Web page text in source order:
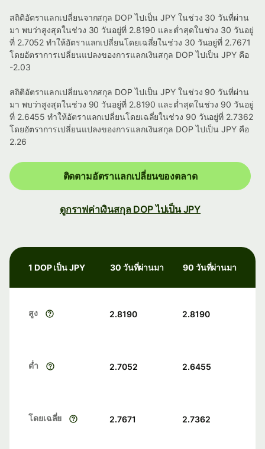
สถิติอัตราแลกเปลี่ยนจากสกุล DOP ไปเป็น JPY ในช่วง 30 วันที่ผ่าน
มา พบว่าสูงสุดในช่วง 30 วันอยู่ที่ 2.8190 และต่ำสุดในช่วง 30 วันอยู่
ที่ 2.7052 ทำให้อัตราแลกเปลี่ยนโดยเฉลี่ยในช่วง 30 วันอยู่ที่ 2.7671
โดยอัตราการเปลี่ยนแปลงของการแลกเงินสกุล DOP ไปเป็น JPY คือ
-2.03
สถิติอัตราแลกเปลี่ยนจากสกุล DOP ไปเป็น JPY ในช่วง 90 วันที่ผ่าน
มา พบว่าสูงสุดในช่วง 90 วันอยู่ที่ 2.8190 และต่ำสุดในช่วง 90 วันอยู่
ที่ 2.6455 ทำให้อัตราแลกเปลี่ยนโดยเฉลี่ยในช่วง 90 วันอยู่ที่ 2.7362
โดยอัตราการเปลี่ยนแปลงของการแลกเงินสกุล DOP ไปเป็น JPY คือ
2.26
ติดตามอัตราแลกเปลี่ยนของตลาด
ดูกราฟค่าเงินสกุล DOP ไปเป็น JPY
1 DOP เป็น JPY 30 วันที่ผ่านมา 90 วันที่ผ่านมา
สูง 2.8190 2.8190
ต่ำ 2.7052 2.6455
โดยเฉลี่ย 2.7671 2.7362